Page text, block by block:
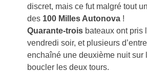
discret, mais ce fut malgré tout
des 100 Milles Autonova!
Quarante-trois bateaux ont pris
vendredi soir, et plusieurs
enchaîné une deuxième nuit sur
boucler les deux tours.